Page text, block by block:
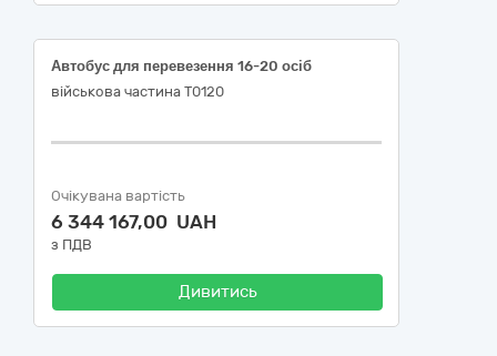
Автобус для перевезення 16-20 осіб
військова частина Т0120
Очікувана вартість
6 344 167,00 UAH
з ПДВ
Дивитись